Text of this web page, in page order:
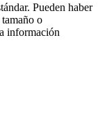
Pueden haber
o
información